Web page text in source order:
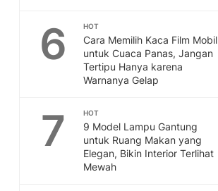
6 HOT
Cara Memilih Kaca Film Mobil
untuk Cuaca Panas, Jangan
Tertipu Hanya karena
Warnanya Gelap
7 HOT
9 Model Lampu Gantung
untuk Ruang Makan yang
Elegan, Bikin Interior Terlihat
Mewah